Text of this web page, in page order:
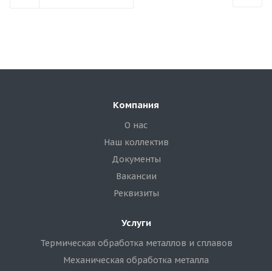
Компания
О нас
Наш коллектив
Документы
Вакансии
Реквизиты
Услуги
Термическая обработка металлов и сплавов
Механическая обработка металла